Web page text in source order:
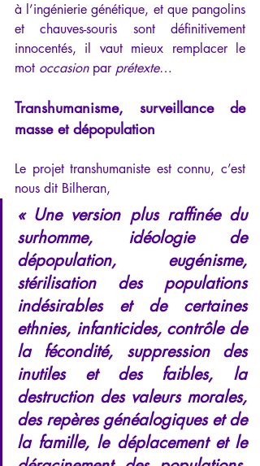
à l’ingénierie génétique, et que pangolins
et chauves-souris sont définitivement
innocentés, il vaut mieux remplacer le
mot occasion par prétexte…
Transhumanisme, surveillance de
masse et dépopulation
Le projet transhumaniste est connu, c’est
nous dit Bilheran,
« Une version plus raffinée du
surhomme, idéologie de
dépopulation, eugénisme,
stérilisation des populations
indésirables et de certaines
ethnies, infanticides, contrôle de
la fécondité, suppression des
inutiles et des faibles, la
destruction des valeurs morales,
des repères généalogiques et de
la famille, le déplacement et le